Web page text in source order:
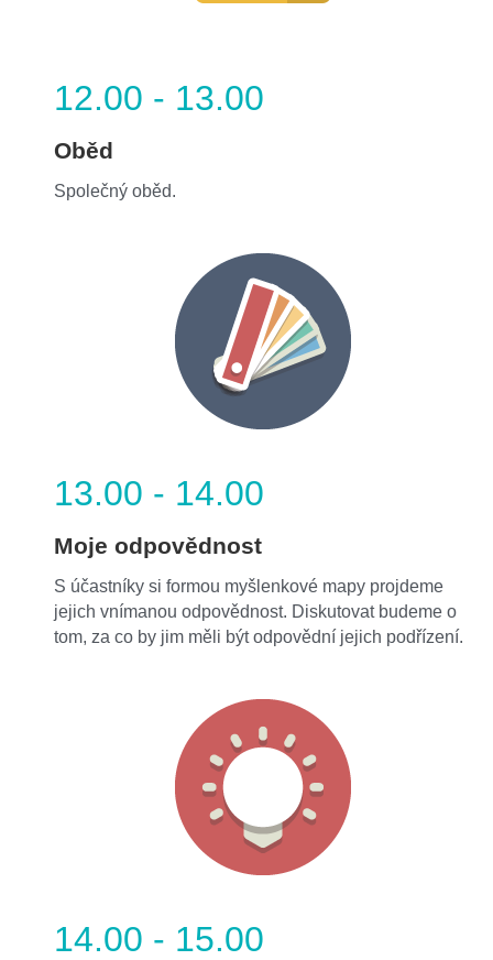
12.00 - 13.00
Oběd
Společný oběd.
13.00 - 14.00
Moje odpovědnost
S účastníky si formou myšlenkové mapy projdeme
jejich vnímanou odpovědnost. Diskutovat budeme o
tom, za co by jim měli být odpovědní jejich podřízení.
14.00 - 15.00